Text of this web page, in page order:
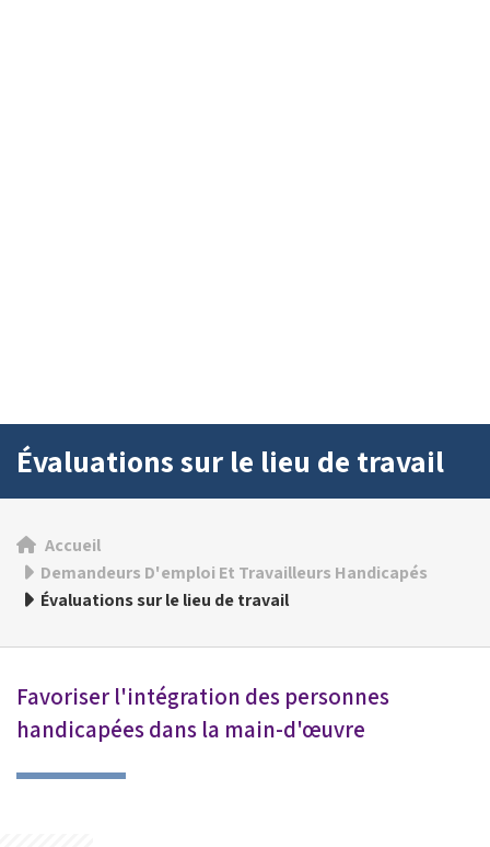
Évaluations sur le lieu de travail
Accueil
Demandeurs D'emploi Et Travailleurs Handicapés
Évaluations sur le lieu de travail
Favoriser l'intégration des personnes
handicapées dans la main-d'œuvre